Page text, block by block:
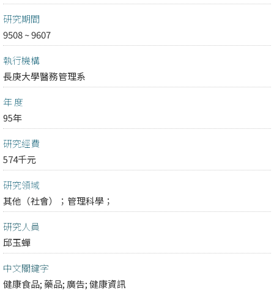
研究期間
9508 ~ 9607
執行機構
長庚大學醫務管理系
年 度
95年
研究經費
574千元
研究領域
其他（社會）； 管理科學；
研究人員
邱玉蟬
中文關鍵字
健康食品; 藥品; 廣告; 健康資訊